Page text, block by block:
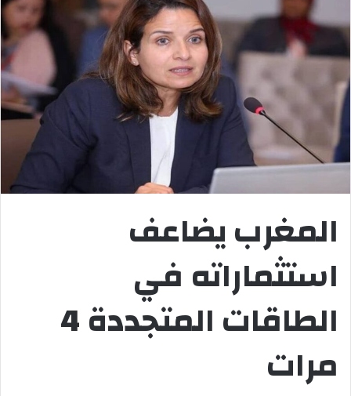
المغرب يضاعف
استثماراته في
الطاقات المتجددة 4
مرات